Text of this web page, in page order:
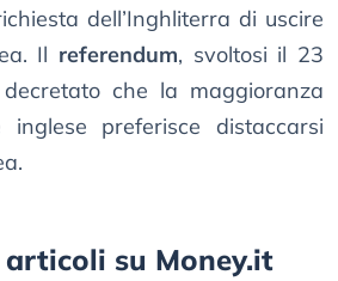
dell’Inghliterra di uscire
Il referendum, svoltosi il 23
che la maggioranza
inglese preferisce distaccarsi
su Money.it